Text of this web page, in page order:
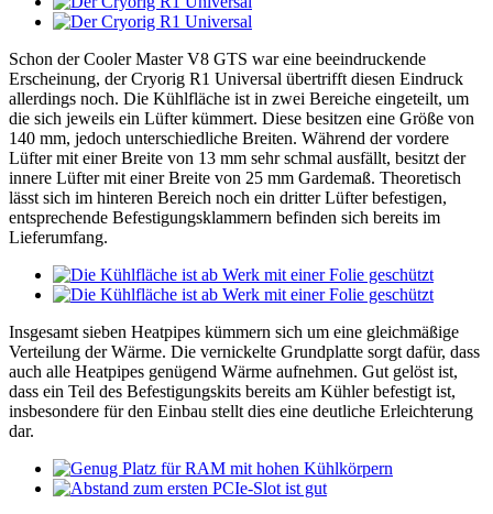
Schon der Cooler Master V8 GTS war eine beeindruckende
Erscheinung, der Cryorig R1 Universal übertrifft diesen Eindruck
allerdings noch. Die Kühlfläche ist in zwei Bereiche eingeteilt, um
die sich jeweils ein Lüfter kümmert. Diese besitzen eine Größe von
140 mm, jedoch unterschiedliche Breiten. Während der vordere
Lüfter mit einer Breite von 13 mm sehr schmal ausfällt, besitzt der
innere Lüfter mit einer Breite von 25 mm Gardemaß. Theoretisch
lässt sich im hinteren Bereich noch ein dritter Lüfter befestigen,
entsprechende Befestigungsklammern befinden sich bereits im
Lieferumfang.
Insgesamt sieben Heatpipes kümmern sich um eine gleichmäßige
Verteilung der Wärme. Die vernickelte Grundplatte sorgt dafür, dass
auch alle Heatpipes genügend Wärme aufnehmen. Gut gelöst ist,
dass ein Teil des Befestigungskits bereits am Kühler befestigt ist,
insbesondere für den Einbau stellt dies eine deutliche Erleichterung
dar.